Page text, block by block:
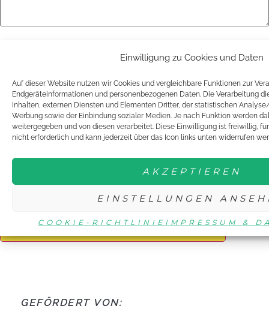
Einwilligung zu Cookies und Daten
Auf dieser Website nutzen wir Cookies und vergleichbare Funktionen zur
Endgeräteinformationen und personenbezogenen Daten. Die Verarbeitung
Inhalten, externen Diensten und Elementen Dritter, der statistischen
Werbung sowie der Einbindung sozialer Medien. Je nach Funktion werden
weitergegeben und von diesen verarbeitet. Diese Einwilligung ist freiwillig,
nicht erforderlich und kann jederzeit über das Icon links unten widerrufen
AKZEPTIEREN
EINSTELLUNGEN
COOKIE-RICHTLINIE IMPRESSUM &
E-Mail-Adresse*
Name, E-Mail-Adresse und Website in diesem Browser für
meinen nächsten Kommentar speichern.
GEFÖRDERT VON: